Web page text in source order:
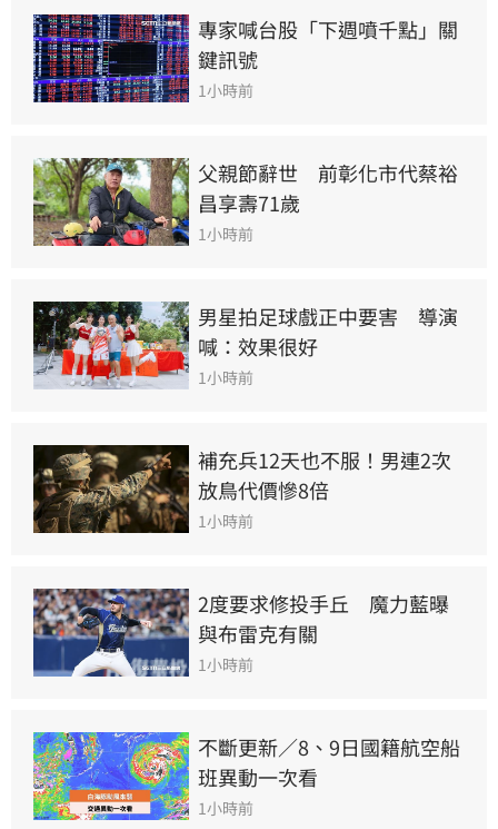
專家喊台股「下週噴千點」關
鍵訊號
1小時前
父親節辭世　前彰化市代蔡裕
昌享壽71歲
1小時前
男星拍足球戲正中要害　導演
喊：效果很好
1小時前
補充兵12天也不服！男連2次
放鳥代價慘8倍
1小時前
2度要求修投手丘　魔力藍曝
與布雷克有關
1小時前
不斷更新／8、9日國籍航空船
班異動一次看
1小時前